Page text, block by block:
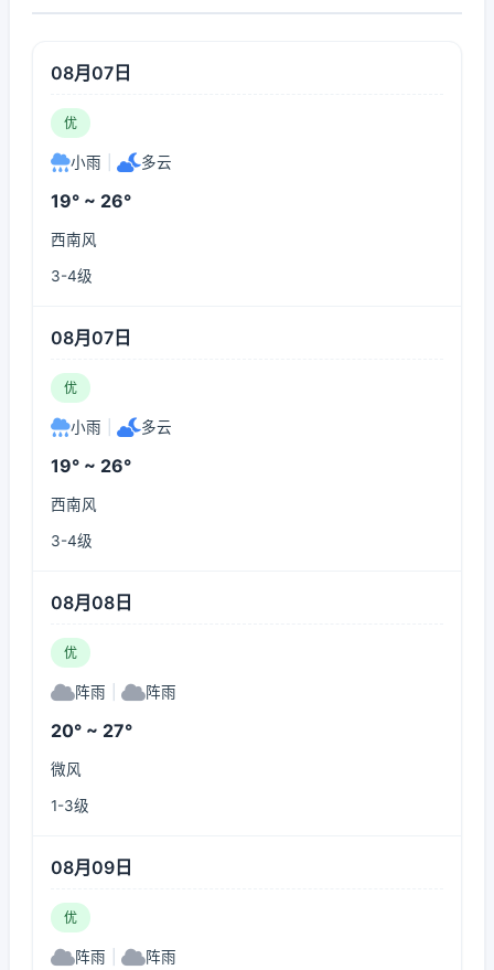
08月07日
优
小雨 多云
19° ~ 26°
西南风
3-4级
08月07日
优
小雨 多云
19° ~ 26°
西南风
3-4级
08月08日
优
阵雨 阵雨
20° ~ 27°
微风
1-3级
08月09日
优
阵雨 阵雨